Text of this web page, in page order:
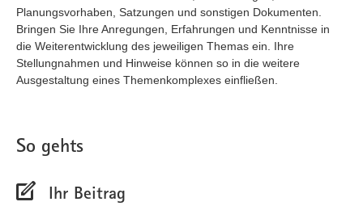
Planungsvorhaben, Satzungen und sonstigen Dokumenten.
Bringen Sie Ihre Anregungen, Erfahrungen und Kenntnisse in
die Weiterentwicklung des jeweiligen Themas ein. Ihre
Stellungnahmen und Hinweise können so in die weitere
Ausgestaltung eines Themenkomplexes einfließen.
So gehts
Ihr Beitrag